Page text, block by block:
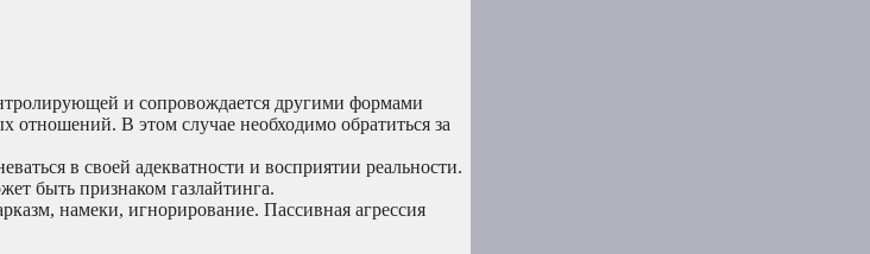
и сопровождается другими формами
В этом случае необходимо обратиться за
в своей адекватности и восприятии реальности.
быть признаком газлайтинга.
намеки, игнорирование. Пассивная агрессия